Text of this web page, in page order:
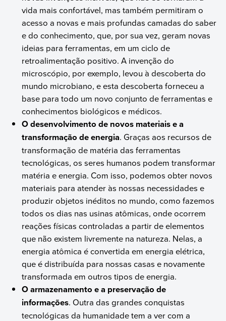
vida mais confortável, mas também permitiram o
acesso a novas e mais profundas camadas do saber
e do conhecimento, que, por sua vez, geram novas
ideias para ferramentas, em um ciclo de
retroalimentação positivo. A invenção do
microscópio, por exemplo, levou à descoberta do
mundo microbiano, e esta descoberta forneceu a
base para todo um novo conjunto de ferramentas e
conhecimentos biológicos e médicos.
O desenvolvimento de novos materiais e a
transformação de energia. Graças aos recursos de
transformação de matéria das ferramentas
tecnológicas, os seres humanos podem transformar
matéria e energia. Com isso, podemos obter novos
materiais para atender às nossas necessidades e
produzir objetos inéditos no mundo, como fazemos
todos os dias nas usinas atômicas, onde ocorrem
reações físicas controladas a partir de elementos
que não existem livremente na natureza. Nelas, a
energia atômica é convertida em energia elétrica,
que é distribuída para nossas casas e novamente
transformada em outros tipos de energia.
O armazenamento e a preservação de
informações. Outra das grandes conquistas
tecnológicas da humanidade tem a ver com a